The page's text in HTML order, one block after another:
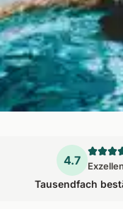
Freuen Sie sich auf
Pool in Bremen. Die
Altstadt und einer
Ziel für eine
in Bremen
Wohlfühlmomenten.
4.7
Tausendfach